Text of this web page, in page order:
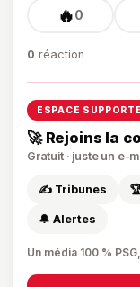
🔥0
0 réaction
ESPACE
🚀 Rejoins la
Gratuit · juste un e-
✍️ Tribunes
🔔 Alertes
Un média 100 %